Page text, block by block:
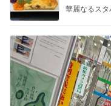
華麗なるスタ